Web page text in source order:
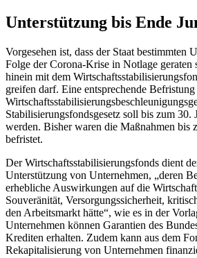
Unterstützung bis Ende
Vorgesehen ist, dass der Staat bestimmten
Folge der Corona-Krise in Notlage geraten
hinein mit dem
greifen darf. Eine entsprechende
Stabilisierungsfondsgesetz soll bis zum 30.
werden. Bisher waren die Maßnahmen bis
befristet.
Der Wirtschaftsstabilisierungsfonds dient
Unterstützung von Unternehmen, „deren
erhebliche Auswirkungen auf die
Souveränität, Versorgungssicherheit,
den Arbeitsmarkt hätte“, wie es in der
Unternehmen können Garantien des
Krediten erhalten. Zudem kann aus dem
Rekapitalisierung von Unternehmen